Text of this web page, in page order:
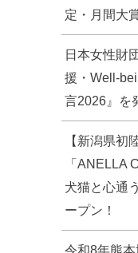
定・月間大
日本女性財
援・Well-
言2026』を
【新潟県初
「ANELLA
犬猫と心通
ープン！
令和8年熊